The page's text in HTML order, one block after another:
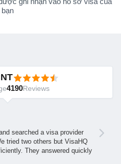
bạn
4190Reviews
searched a visa provider
tried two others but VisaHQ
They answered quickly